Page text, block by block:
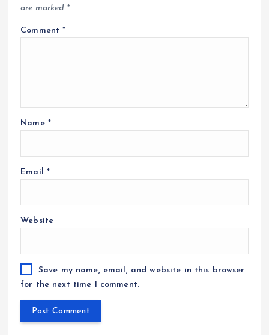
are marked *
Comment*
Name *
Email *
Website
Save my name, email, and website in this browser
for the next time I comment.